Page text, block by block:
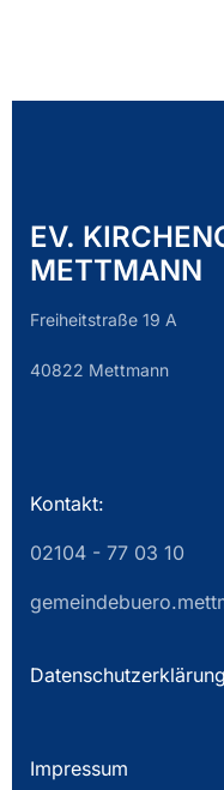
EV.
METTMANN
Freiheitstraße 19 A
40822 Mettmann
Kontakt:
02104 - 77 03 10
Datenschutzerklärung
Impressum